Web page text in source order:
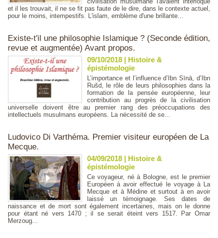
et il les trouvait, il ne se fit pas faute de le dire, dans le contexte actuel,
pour le moins, intempestifs. L'islam, emblème d'une brillante...
Existe-t'il une philosophie Islamique ? (Seconde édition,
revue et augmentée) Avant propos.
09/10/2018 | Histoire &
épistémologie
L’importance et l’influence d’Ibn Sīnā, d’Ibn
Rušd, le rôle de leurs philosophies dans la
formation de la pensée européenne, leur
contribution au progrès de la civilisation
universelle doivent être au premier rang des préoccupations des
intellectuels musulmans européens. La nécessité de se...
Ludovico Di Varthéma. Premier visiteur européen de La
Mecque.
04/09/2018 | Histoire &
épistémologie
Ce voyageur, né à Bologne, est le premier
Européen à avoir effectué le voyage à La
Mecque et à Médine et surtout à en avoir
laissé un témoignage. Ses dates de
naissance et de mort sont également incertaines, mais on le donne
pour étant né vers 1470 ; il se serait éteint vers 1517. Par Omar
Merzoug...